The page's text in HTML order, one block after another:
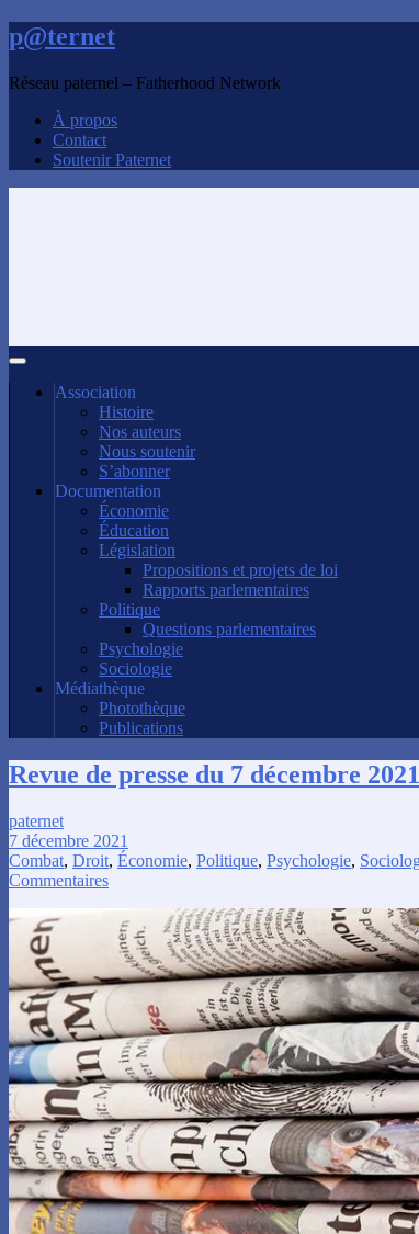
p@ternet
Réseau paternel – Fatherhood Network
À propos
Contact
Soutenir Paternet
Association
Histoire
Nos auteurs
Nous soutenir
S’abonner
Documentation
Économie
Éducation
Législation
Propositions et projets de loi
Rapports parlementaires
Politique
Questions parlementaires
Psychologie
Sociologie
Médiathèque
Photothèque
Publications
Revue de presse du 7 décembre 2021
paternet
7 décembre 2021
Combat, Droit, Économie, Politique, Psychologie,
Commentaires